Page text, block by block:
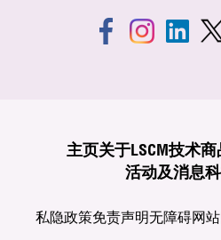
主页关于LSCM技术商
活动及消息
私隐政策免责声明无障碍网站